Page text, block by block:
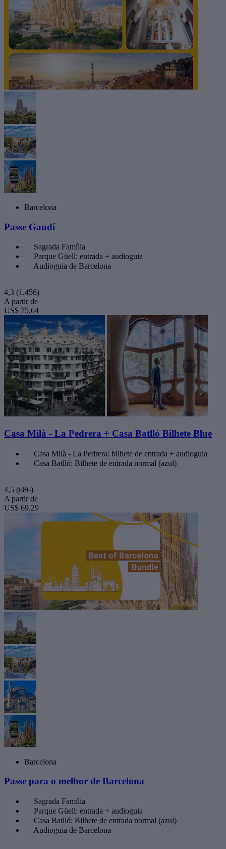
Barcelona
Passe Gaudí
Sagrada Família
Parque Güell: entrada + audioguia
Audioguia de Barcelona
4,3 (1.456)
A partir de
US$ 75,64
Casa Milà - La Pedrera + Casa Batlló Bilhete Blue
Casa Milà - La Pedrera: bilhete de entrada + audioguia
Casa Batlló: Bilhete de entrada normal (azul)
4,5 (686)
A partir de
US$ 69,29
Barcelona
Passe para o melhor de Barcelona
Sagrada Família
Parque Güell: entrada + audioguia
Casa Batlló: Bilhete de entrada normal (azul)
Audioguia de Barcelona